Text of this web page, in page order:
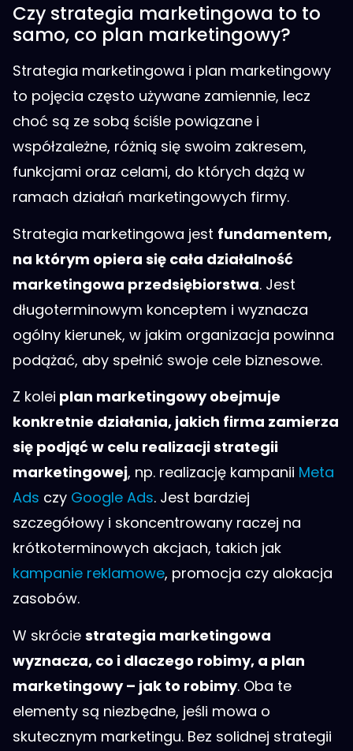
Czy strategia marketingowa to to
samo, co plan marketingowy?
Strategia marketingowa i plan marketingowy
to pojęcia często używane zamiennie, lecz
choć są ze sobą ściśle powiązane i
współzależne, różnią się swoim zakresem,
funkcjami oraz celami, do których dążą w
ramach działań marketingowych firmy.
Strategia marketingowa jest fundamentem,
na którym opiera się cała działalność
marketingowa przedsiębiorstwa. Jest
długoterminowym konceptem i wyznacza
ogólny kierunek, w jakim organizacja powinna
podążać, aby spełnić swoje cele biznesowe.
Z kolei plan marketingowy obejmuje
konkretnie działania, jakich firma zamierza
się podjąć w celu realizacji strategii
marketingowej, np. realizację kampanii Meta
Ads czy Google Ads. Jest bardziej
szczegółowy i skoncentrowany raczej na
krótkoterminowych akcjach, takich jak
kampanie reklamowe, promocja czy alokacja
zasobów.
W skrócie strategia marketingowa
wyznacza, co i dlaczego robimy, a plan
marketingowy – jak to robimy. Oba te
elementy są niezbędne, jeśli mowa o
skutecznym marketingu. Bez solidnej strategii